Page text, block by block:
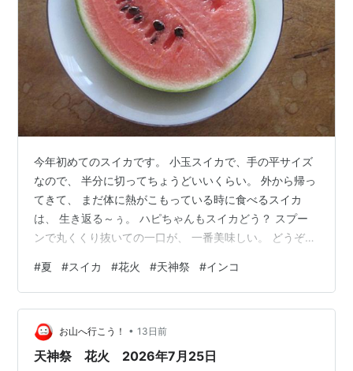
今年初めてのスイカです。 小玉スイカで、手の平サイズ
なので、 半分に切ってちょうどいいくらい。 外から帰っ
てきて、 まだ体に熱がこもっている時に食べるスイカ
は、 生き返る～ぅ。 ハピちゃんもスイカどう？ スプー
ンで丸くくり抜いての一口が、 一番美味しい。 どうぞ～
しいでしょ？」 暑い夏には、スイカなのよ～。 昨日は、
天神祭りで花火がありました。 暑いから、行ってません
けどね。 涼しい部屋で、TVで花火を観てます。 ハピち
ゃん、初めて見る花火。 花火どうですか～？ ハピちゃん
の後ろには、お月さま。 ハピちゃんは、初めての夏。 ス
#夏 #スイカ #花火 #天神祭 #インコ
お山へ行こう！ • 13日前
天神祭 花火 2026年7月25日